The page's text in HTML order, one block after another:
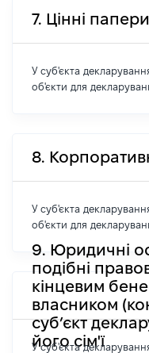
7. Цінні папери
У суб'єкта
об'єкти для
8.
У суб'єкта
об'єкти для
9. Юридичні
подібні
кінцевим
власником
суб’єкт
його сім'ї
У суб'єкта